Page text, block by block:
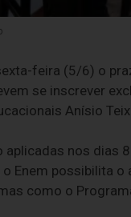
feira (5/6) o
se inscrever
Anísio
aplicadas nos dias
o Enem possibilita
como o